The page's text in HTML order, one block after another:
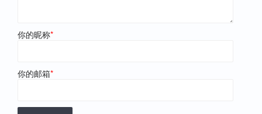
你的昵称*
你的邮箱*